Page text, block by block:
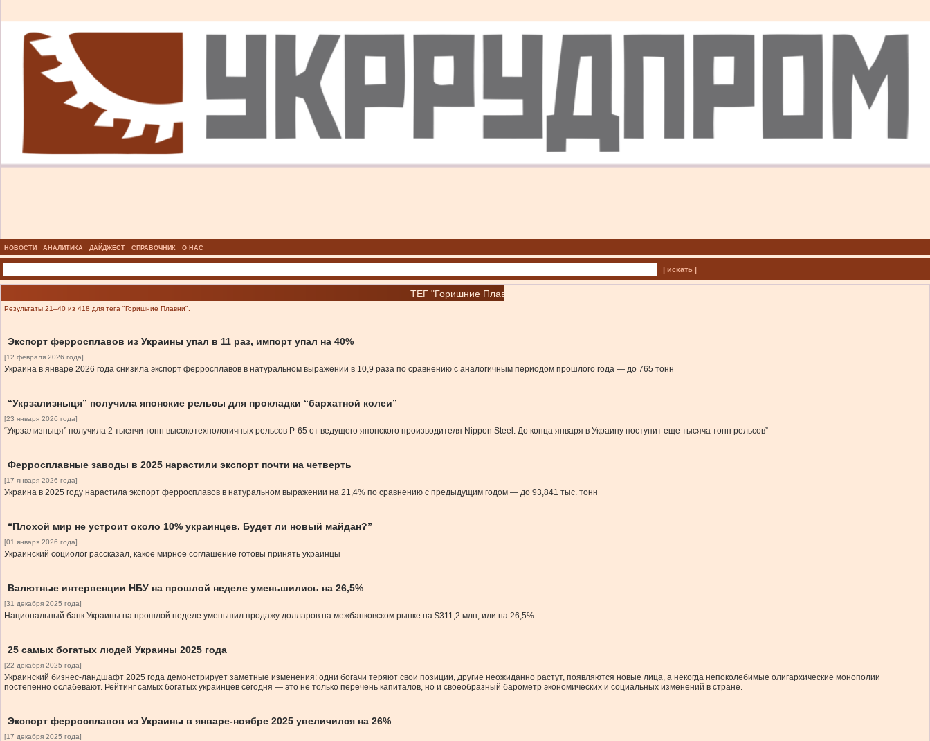
НОВОСТИ АНАЛИТИКА ДАЙДЖЕСТ СПРАВОЧНИК О НАС
| искать |
ТЕГ "Горишние Плавни"
Результаты 21–40 из 418 для тега "Горишние Плавни".
Экспорт ферросплавов из Украины упал в 11 раз, импорт упал на 40%
[12 февраля 2026 года]
Украина в январе 2026 года снизила экспорт ферросплавов в натуральном выражении в 10,9 раза по сравнению с аналогичным периодом прошлого года — до 765 тонн
“Укрзализныця” получила японские рельсы для прокладки “бархатной колеи”
[23 января 2026 года]
“Укрзализныця” получила 2 тысячи тонн высокотехнологичных рельсов Р-65 от ведущего японского производителя Nippon Steel. До конца января в Украину поступит еще тысяча тонн рельсов”
Ферросплавные заводы в 2025 нарастили экспорт почти на четверть
[17 января 2026 года]
Украина в 2025 году нарастила экспорт ферросплавов в натуральном выражении на 21,4% по сравнению с предыдущим годом — до 93,841 тыс. тонн
“Плохой мир не устроит около 10% украинцев. Будет ли новый майдан?”
[01 января 2026 года]
Украинский социолог рассказал, какое мирное соглашение готовы принять украинцы
Валютные интервенции НБУ на прошлой неделе уменьшились на 26,5%
[31 декабря 2025 года]
Национальный банк Украины на прошлой неделе уменьшил продажу долларов на межбанковском рынке на $311,2 млн, или на 26,5%
25 самых богатых людей Украины 2025 года
[22 декабря 2025 года]
Украинский бизнес-ландшафт 2025 года демонстрирует заметные изменения: одни богачи теряют свои позиции, другие неожиданно растут, появляются новые лица, а некогда непоколебимые олигархические монополии
постепенно ослабевают. Рейтинг самых богатых украинцев сегодня — это не только перечень капиталов, но и своеобразный барометр экономических и социальных изменений в стране.
Экспорт ферросплавов из Украины в январе-ноябре 2025 увеличился на 26%
[17 декабря 2025 года]